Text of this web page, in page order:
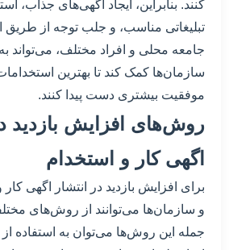
کنند. بنابراین، ایجاد اگهی‌های جذاب،
تبلیغاتی مناسب، و جلب توجه از طریق
جامعه محلی و افراد مختلف، می‌تواند
سازمان‌ها کمک کند تا بهترین
موفقیت بیشتری دست پیدا کنند.
روش‌های افزایش بازدید
اگهی کار و استخدام
برای افزایش بازدید در انتشار اگهی
و سازمان‌ها می‌توانند از روش‌های
جمله این روش‌ها می‌توان به استفاده